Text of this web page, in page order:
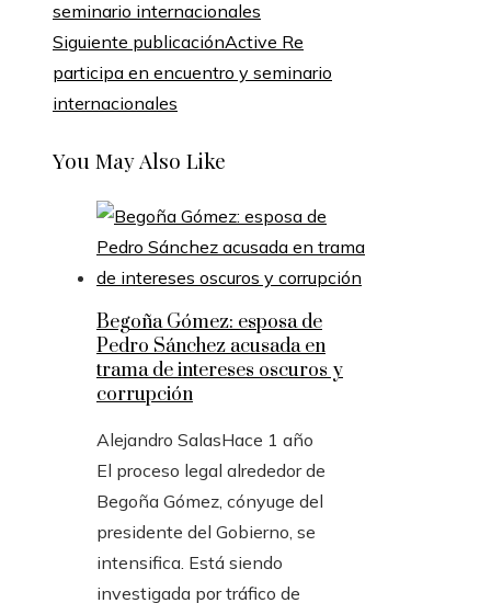
Siguiente publicaciónActive Re
participa en encuentro y seminario
internacionales
You May Also Like
Begoña Gómez: esposa de
Pedro Sánchez acusada en
trama de intereses oscuros y
corrupción
Alejandro SalasHace 1 año
El proceso legal alrededor de
Begoña Gómez, cónyuge del
presidente del Gobierno, se
intensifica. Está siendo
investigada por tráfico de